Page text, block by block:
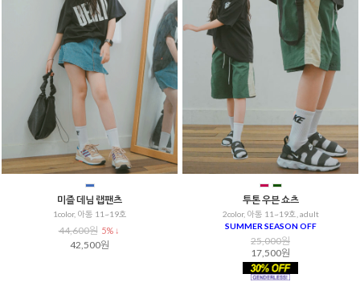
미즐 데님 랩팬츠
1color, 아동 11~19호
44,600원 5% ↓
42,500원
투톤 우븐 쇼츠
2color, 아동 11~19호, adult
SUMMER SEASON OFF
25,000원
17,500원